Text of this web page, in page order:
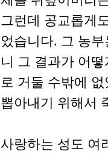
그런데 공교롭게
었습니다. 그 농
니 그 결과가 어
로 거둘 수밖에
뽑아내기 위해서
사랑하는 성도 여